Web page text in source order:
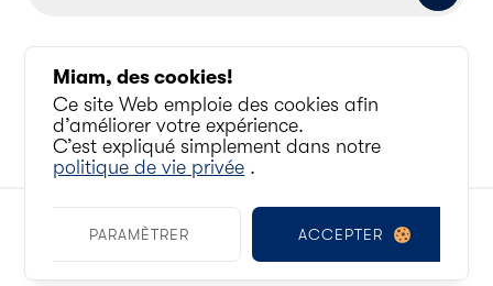
Miam, des cookies!
Ce site Web emploie des cookies afin
d’améliorer votre expérience.
C’est expliqué simplement dans notre
politique de vie privée .
PARAMÈTRER ACCEPTER
Socialisons un peu
© ANTOINE AU QUOTIDIEN 2010 - 2026. TOUS